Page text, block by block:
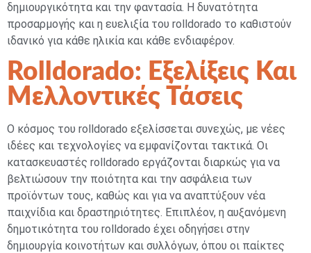
δημιουργικότητα και την φαντασία. Η δυνατότητα
προσαρμογής και η ευελιξία του rolldorado το καθιστούν
ιδανικό για κάθε ηλικία και κάθε ενδιαφέρον.
Rolldorado: Εξελίξεις Και
Μελλοντικές Τάσεις
Ο κόσμος του rolldorado εξελίσσεται συνεχώς, με νέες
ιδέες και τεχνολογίες να εμφανίζονται τακτικά. Οι
κατασκευαστές rolldorado εργάζονται διαρκώς για να
βελτιώσουν την ποιότητα και την ασφάλεια των
προϊόντων τους, καθώς και για να αναπτύξουν νέα
παιχνίδια και δραστηριότητες. Επιπλέον, η αυξανόμενη
δημοτικότητα του rolldorado έχει οδηγήσει στην
δημιουργία κοινοτήτων και συλλόγων, όπου οι παίκτες